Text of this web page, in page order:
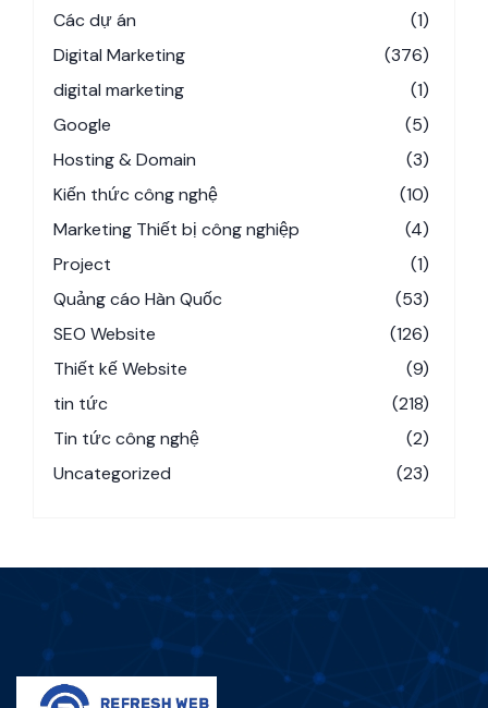
Các dự án
(1)
Digital Marketing
(376)
digital marketing
(1)
Google
(5)
Hosting & Domain
(3)
Kiến thức công nghệ
(10)
Marketing Thiết bị công nghiệp
(4)
Project
(1)
Quảng cáo Hàn Quốc
(53)
SEO Website
(126)
Thiết kế Website
(9)
tin tức
(218)
Tin tức công nghệ
(2)
Uncategorized
(23)